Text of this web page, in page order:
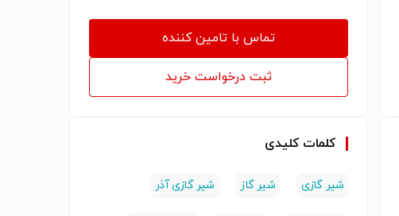
تماس با تامین کننده
ثبت درخواست خرید
کلمات کلیدی
شیر گازی شیر گاز شیر گازی آذر